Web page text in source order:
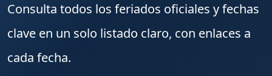
Consulta todos los feriados oficiales y fechas
clave en un solo listado claro, con enlaces a
cada fecha.